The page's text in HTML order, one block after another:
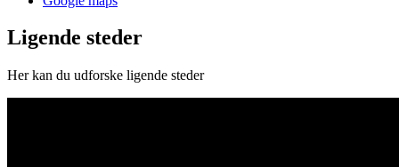
Ligende steder
Her kan du udforske ligende steder